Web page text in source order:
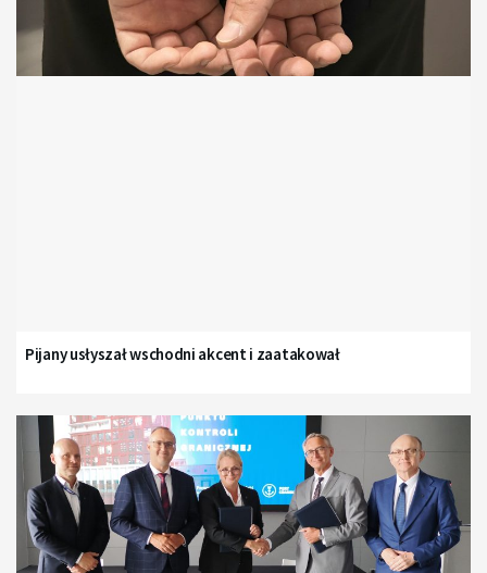
Pijany usłyszał wschodni akcent i zaatakował